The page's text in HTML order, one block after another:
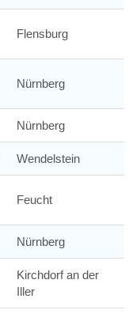
Flensburg
Nürnberg
Nürnberg
Wendelstein
Feucht
Nürnberg
Kirchdorf an der
Iller